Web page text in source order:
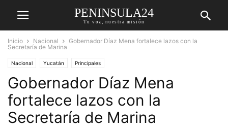
PENINSULA24
Tu voz, nuestra misión
Inicio Nacional
Gobernador Díaz Mena fortalece lazos con la
Secretaría de Marina
Nacional Yucatán Principales
Gobernador Díaz Mena
fortalece lazos con la
Secretaría de Marina